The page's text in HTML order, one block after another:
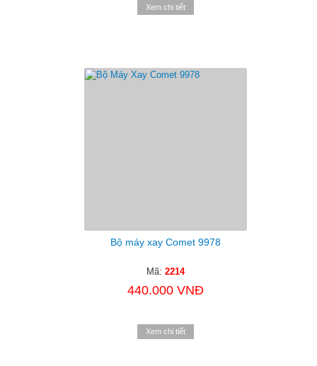
Xem chi tiết
Bộ máy xay Comet 9978
Mã: 2214
440.000 VNĐ
Xem chi tiết